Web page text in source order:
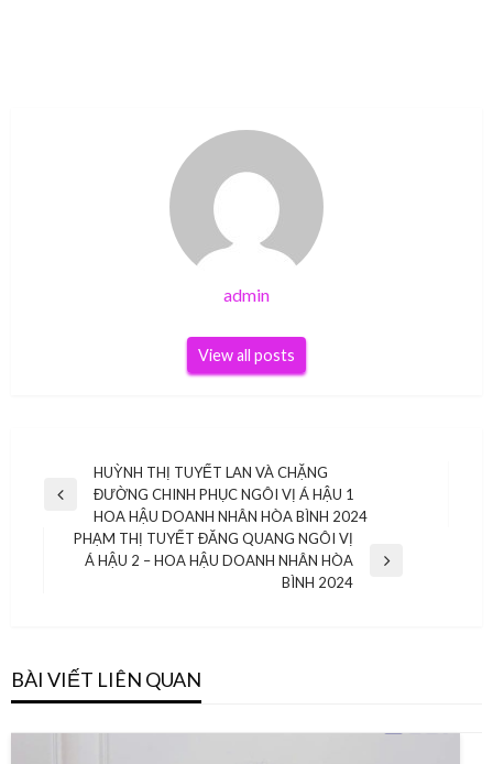
admin
View all posts
hướng
Previous
HUỲNH THỊ TUYẾT LAN VÀ CHẶNG
ĐƯỜNG CHINH PHỤC NGÔI VỊ Á HẬU 1
HOA HẬU DOANH NHÂN HÒA BÌNH 2024
Next
PHẠM THỊ TUYẾT ĐĂNG QUANG NGÔI VỊ
Á HẬU 2 – HOA HẬU DOANH NHÂN HÒA
BÌNH 2024
BÀI VIẾT LIÊN QUAN